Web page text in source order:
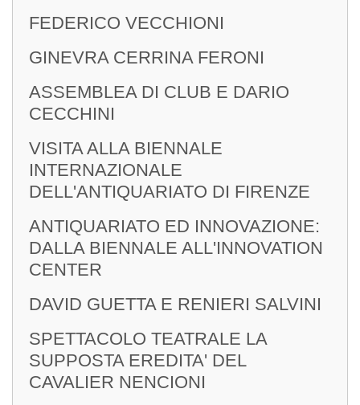
FEDERICO VECCHIONI
GINEVRA CERRINA FERONI
ASSEMBLEA DI CLUB E DARIO
CECCHINI
VISITA ALLA BIENNALE
INTERNAZIONALE
DELL'ANTIQUARIATO DI FIRENZE
ANTIQUARIATO ED INNOVAZIONE:
DALLA BIENNALE ALL'INNOVATION
CENTER
DAVID GUETTA E RENIERI SALVINI
SPETTACOLO TEATRALE LA
SUPPOSTA EREDITA' DEL
CAVALIER NENCIONI